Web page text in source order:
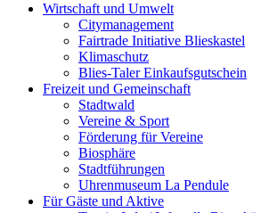
Wirtschaft und Umwelt
Citymanagement
Fairtrade Initiative Blieskastel
Klimaschutz
Blies-Taler Einkaufsgutschein
Freizeit und Gemeinschaft
Stadtwald
Vereine & Sport
Förderung für Vereine
Biosphäre
Stadtführungen
Uhrenmuseum La Pendule
Für Gäste und Aktive